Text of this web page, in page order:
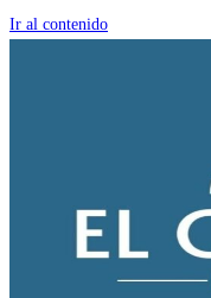
Ir al contenido